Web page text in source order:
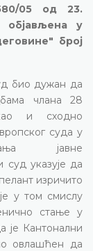
05 од 23.
у
број
био дужан да
члана 28
и сходно
суда у
јавне
суд указује да
изричито
у том смислу
стање у
је Кантонални
овлашћен да